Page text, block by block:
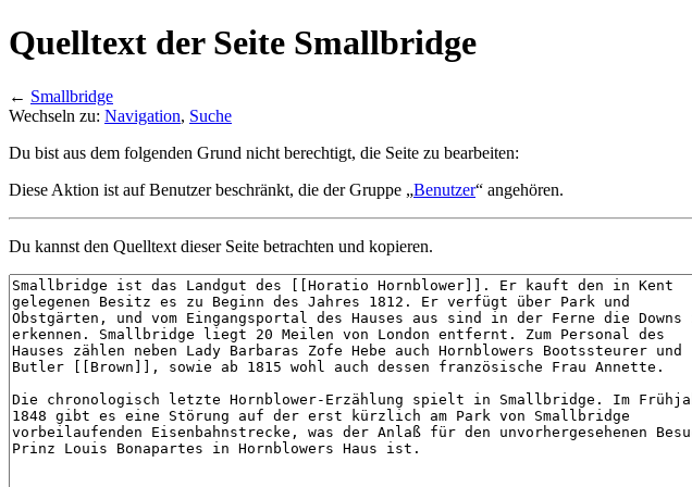
Quelltext der Seite Smallbridge
← Smallbridge
Wechseln zu: Navigation, Suche
Du bist aus dem folgenden Grund nicht berechtigt, die Seite zu bearbeiten:
Diese Aktion ist auf Benutzer beschränkt, die der Gruppe „Benutzer“ angehören.
Du kannst den Quelltext dieser Seite betrachten und kopieren.